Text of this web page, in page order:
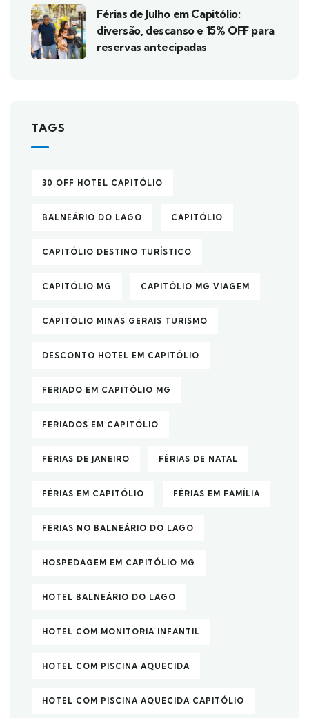
Férias de Julho em Capitólio:
diversão, descanso e 15% OFF para
reservas antecipadas
TAGS
30 OFF HOTEL CAPITÓLIO
BALNEÁRIO DO LAGO CAPITÓLIO
CAPITÓLIO DESTINO TURÍSTICO
CAPITÓLIO MG CAPITÓLIO MG VIAGEM
CAPITÓLIO MINAS GERAIS TURISMO
DESCONTO HOTEL EM CAPITÓLIO
FERIADO EM CAPITÓLIO MG
FERIADOS EM CAPITÓLIO
FÉRIAS DE JANEIRO FÉRIAS DE NATAL
FÉRIAS EM CAPITÓLIO FÉRIAS EM FAMÍLIA
FÉRIAS NO BALNEÁRIO DO LAGO
HOSPEDAGEM EM CAPITÓLIO MG
HOTEL BALNEÁRIO DO LAGO
HOTEL COM MONITORIA INFANTIL
HOTEL COM PISCINA AQUECIDA
HOTEL COM PISCINA AQUECIDA CAPITÓLIO